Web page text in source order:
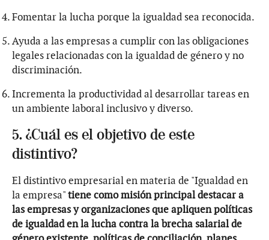
Fomentar la lucha porque la igualdad sea reconocida.
Ayuda a las empresas a cumplir con las obligaciones
legales relacionadas con la igualdad de género y no
discriminación.
Incrementa la productividad al desarrollar tareas en
un ambiente laboral inclusivo y diverso.
5. ¿Cuál es el objetivo de este
distintivo?
El distintivo empresarial en materia de "Igualdad en
la empresa"tiene como misión principal destacar a
las empresas y organizaciones que apliquen políticas
de igualdad en la lucha contra la brecha salarial de